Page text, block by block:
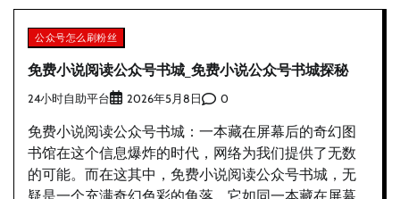
公众号怎么刷粉丝
免费小说阅读公众号书城_免费小说公众号书城探秘
24小时自助平台 2026年5月8日 0
免费小说阅读公众号书城：一本藏在屏幕后的奇幻图
书馆在这个信息爆炸的时代，网络为我们提供了无数
的可能。而在这其中，免费小说阅读公众号书城，无